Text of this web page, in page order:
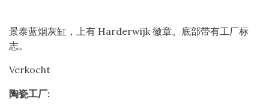
景泰蓝烟灰缸，上有 Harderwijk 徽章。底部带有工厂标
志。
Verkocht
陶瓷工厂: